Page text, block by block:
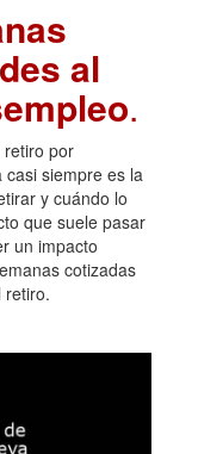
al
.
retiro por
siempre es la
y cuándo lo
que suele pasar
un impacto
cotizadas
retiro.